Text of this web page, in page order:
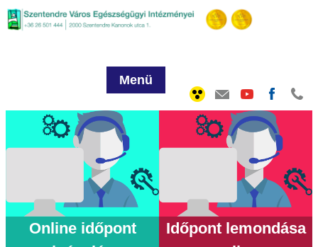
Menü
Online időpont
Időpont lemondása